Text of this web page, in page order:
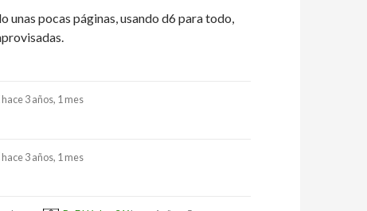
unas pocas páginas, usando d6 para todo,
hace 3 años, 1 mes
hace 3 años, 1 mes